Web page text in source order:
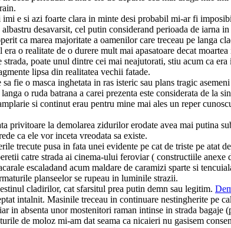
imi e si azi foarte clara in minte desi probabil mi-ar fi
desavarsit, cel putin considerand perioada de
ca marea majoritate a oamenilor care treceau pe langa
era o realitate de o durere mult mai apasatoare decat moartea
poate unul dintre cei mai neajutorati, stiu acum ca
lipsa din realitatea vechii fatade.
fie o masca inghetata in ras isteric sau plans tragic
o ruda batrana a carei prezenta este considerata de
si continut erau pentru mine mai ales un reper
privitoare la demolarea zidurilor erodate avea mai putina
ca ele vor inceta vreodata sa existe.
trecute pusa in fata unei evidente pe cat de triste pe atat
catre strada ai cinema-ului feroviar ( constructiile anexe
escaladand acum maldare de caramizi sparte si
planseelor se rupeau in luminile strazii.
cladirilor, cat sfarsitul prea putin demn sau legitim.
intalnit. Masinile treceau in continuare nestingherite pe
in absenta unor mostenitori raman intinse in strada
de moloz mi-am dat seama ca nicaieri nu gasisem